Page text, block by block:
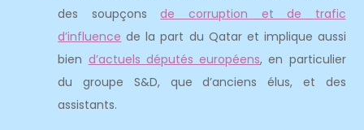
des soupçonsde corruption et de trafic
d’influence de la part du Qatar et implique aussi
bien d’actuels députés européens, en particulier
du groupe S&D, que d’anciens élus, et des
assistants.